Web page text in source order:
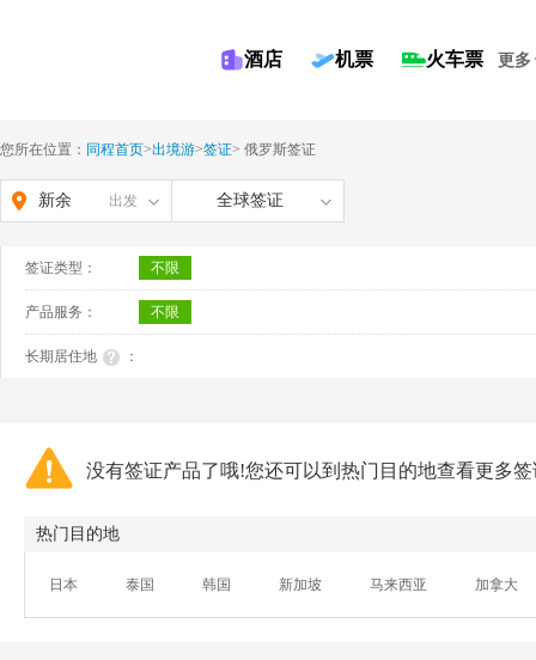
酒店 机票 火车票 更多
您所在位置： 同程首页>出境游>签证> 俄罗斯签证
新余 出发 全球签证
签证类型： 不限
产品服务： 不限
长期居住地 ：
没有签证产品了哦!您还可以到热门目的地查看更多
热门目的地
日本 泰国 韩国 新加坡 马来西亚 加拿大